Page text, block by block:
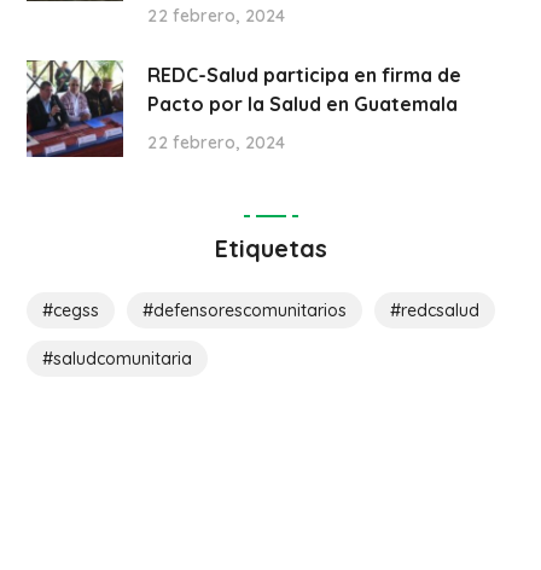
22 febrero, 2024
REDC-Salud participa en firma de
Pacto por la Salud en Guatemala
22 febrero, 2024
Etiquetas
#cegss #defensorescomunitarios #redcsalud
#saludcomunitaria